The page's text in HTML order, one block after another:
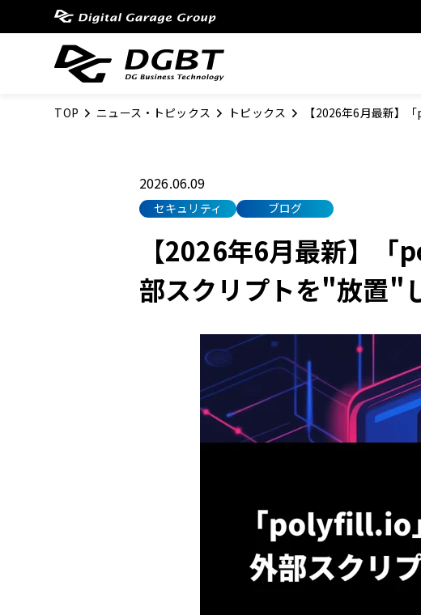
TOP ニュース・トピックス トピックス 【2026年6月最新】
2026.06.09
セキュリティ ブログ
【2026年6月最新】
部スクリプトを"放置"